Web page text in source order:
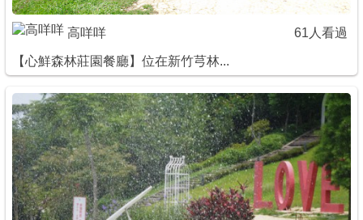
高咩咩 61人看過
【心鮮森林莊園餐廳】位在新竹芎林...